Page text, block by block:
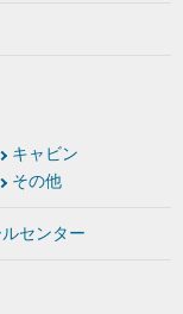
キャビン
その他
ルセンター